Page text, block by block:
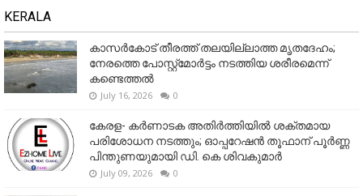
KERALA
കാസർകോട് തീരത്ത് തലയില്ലാത്ത മൃതദേഹം;
നേരത്തെ പോസ്റ്റ്‌മോർട്ടം നടത്തിയ ശരീരമെന്ന്
കണ്ടെത്തൽ
July 16, 2026 0
കേരള- കർണാടക അതിർത്തിയിൽ ശക്തമായ
പരിശോധന നടത്തും; ഓപ്പറേഷൻ തൂഫാന് പൂർണ്ണ
പിന്തുണയുമായി ഡി. കെ ശിവകുമാർ
July 09, 2026 0